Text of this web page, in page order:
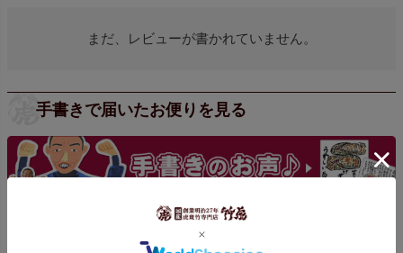
まだ、レビューが書かれていません。
手書きで届いたお便りを見る
手書きの声をもっと見る >>>